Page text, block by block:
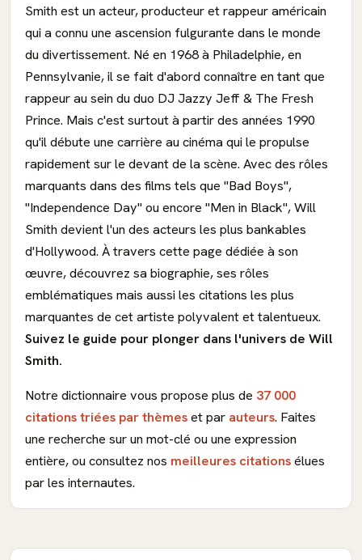
Smith est un acteur, producteur et rappeur américain
qui a connu une ascension fulgurante dans le monde
du divertissement. Né en 1968 à Philadelphie, en
Pennsylvanie, il se fait d'abord connaître en tant que
rappeur au sein du duo DJ Jazzy Jeff & The Fresh
Prince. Mais c'est surtout à partir des années 1990
qu'il débute une carrière au cinéma qui le propulse
rapidement sur le devant de la scène. Avec des rôles
marquants dans des films tels que "Bad Boys",
"Independence Day" ou encore "Men in Black", Will
Smith devient l'un des acteurs les plus bankables
d'Hollywood. À travers cette page dédiée à son
œuvre, découvrez sa biographie, ses rôles
emblématiques mais aussi les citations les plus
marquantes de cet artiste polyvalent et talentueux.
Suivez le guide pour plonger dans l'univers de Will
Smith.
Notre dictionnaire vous propose plus de 37 000
citations triées par thèmeset par auteurs. Faites
une recherche sur un mot-clé ou une expression
entière, ou consultez nos meilleures citationsélues
par les internautes.